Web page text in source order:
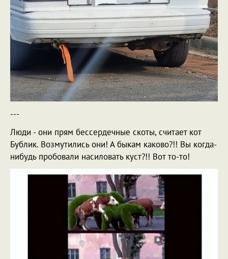
---
Люди - они прям бессердечные скоты, считает кот
Бублик. Возмутились они! А быкам каково?!! Вы когда-
нибудь пробовали насиловать куст?!! Вот то-то!